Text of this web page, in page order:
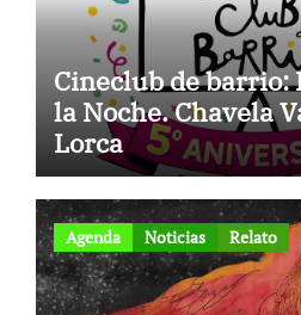
Cineclub de barrio:
la Noche. Chavela
Lorca
Agenda Noticias Relato